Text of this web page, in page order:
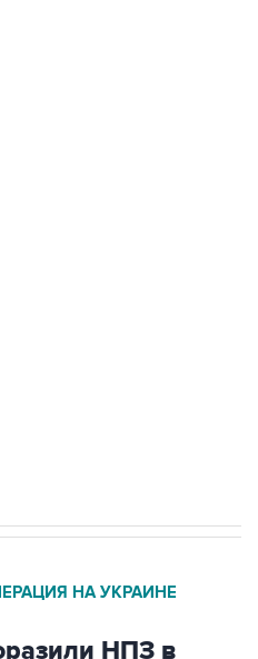
НА УКРАИНЕ
НПЗ в